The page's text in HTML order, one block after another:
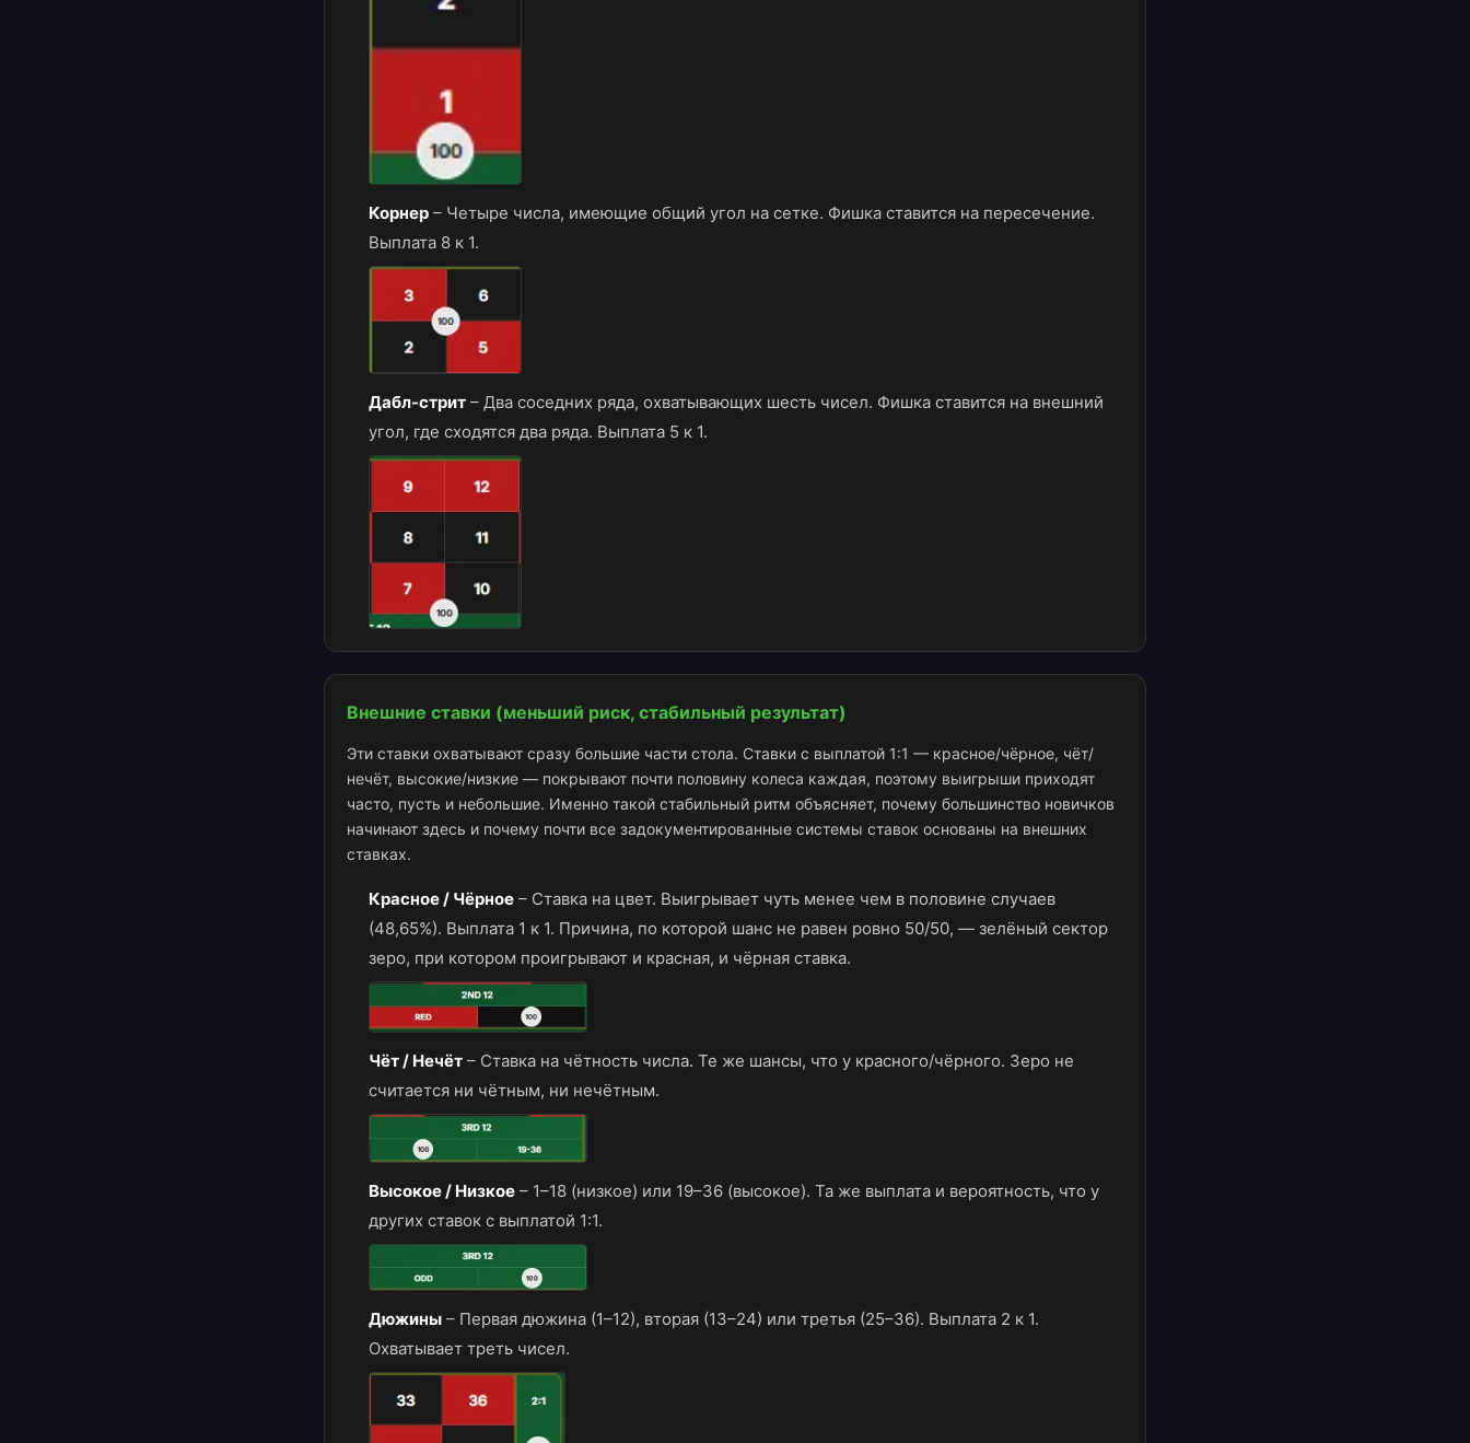
Корнер – Четыре числа, имеющие общий угол на сетке. Фишка ставится на пересечение.
Выплата 8 к 1.
Дабл-стрит – Два соседних ряда, охватывающих шесть чисел. Фишка ставится на внешний
угол, где сходятся два ряда. Выплата 5 к 1.
Внешние ставки (меньший риск, стабильный результат)
Эти ставки охватывают сразу большие части стола. Ставки с выплатой 1:1 — красное/чёрное, чёт/
нечёт, высокие/низкие — покрывают почти половину колеса каждая, поэтому выигрыши приходят
часто, пусть и небольшие. Именно такой стабильный ритм объясняет, почему большинство новичков
начинают здесь и почему почти все задокументированные системы ставок основаны на внешних
ставках.
Красное / Чёрное – Ставка на цвет. Выигрывает чуть менее чем в половине случаев
(48,65%). Выплата 1 к 1. Причина, по которой шанс не равен ровно 50/50, — зелёный сектор
зеро, при котором проигрывают и красная, и чёрная ставка.
Чёт / Нечёт – Ставка на чётность числа. Те же шансы, что у красного/чёрного. Зеро не
считается ни чётным, ни нечётным.
Высокое / Низкое – 1–18 (низкое) или 19–36 (высокое). Та же выплата и вероятность, что у
других ставок с выплатой 1:1.
Дюжины – Первая дюжина (1–12), вторая (13–24) или третья (25–36). Выплата 2 к 1.
Охватывает треть чисел.